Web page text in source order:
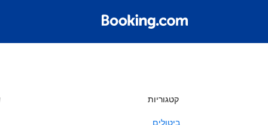
קטגוריות
ביטולים